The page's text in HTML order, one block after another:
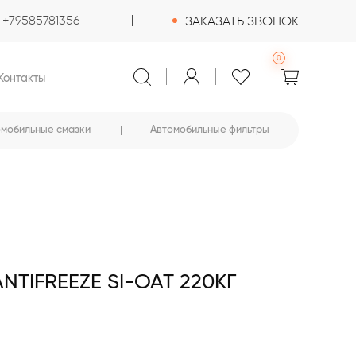
+79585781356 ЗАКАЗАТЬ ЗВОНОК
0
смазки Автомобильные фильтры
SI-OAT 220КГ